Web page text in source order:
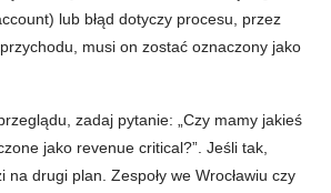
lub błąd dotyczy procesu, przez
musi on zostać oznaczony jako
zadaj pytanie: „Czy mamy jakieś
jako revenue critical?”. Jeśli tak,
na drugi plan. Zespoły we Wrocławiu czy